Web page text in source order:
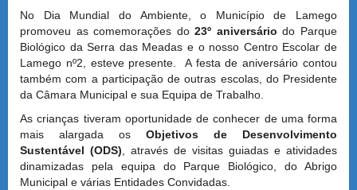
No Dia Mundial do Ambiente, o Município de Lamego
promoveu as comemorações do23º aniversário do Parque
Biológico da Serra das Meadas e o nosso Centro Escolar de
Lamego nº2, esteve presente. A festa de aniversário contou
também com a participação de outras escolas, do Presidente
da Câmara Municipal e sua Equipa de Trabalho.
As crianças tiveram oportunidade de conhecer de uma forma
mais alargada os Objetivos de Desenvolvimento
Sustentável (ODS) , através de visitas guiadas e atividades
dinamizadas pela equipa do Parque Biológico, do Abrigo
Municipal e várias Entidades Convidadas.